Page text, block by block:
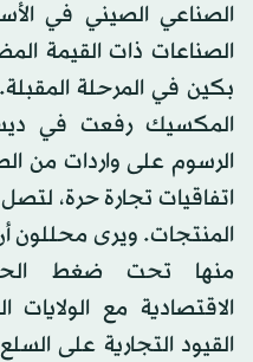
الصناعي الصيني في
الصناعات ذات القيمة
بكين في المرحلة
المكسيك رفعت في
الرسوم على واردات من
المنتجات. ويرى
منها تحت ضغط
الاقتصادية مع
القيود التجارية على